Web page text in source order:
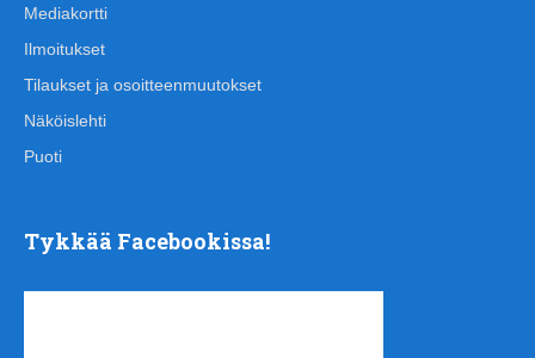
Mediakortti
Ilmoitukset
Tilaukset ja osoitteenmuutokset
Näköislehti
Puoti
Tykkää Facebookissa!